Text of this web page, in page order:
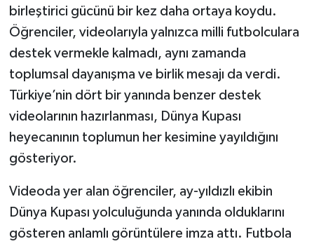
birleştirici gücünü bir kez daha ortaya koydu.
Öğrenciler, videolarıyla yalnızca milli futbolculara
destek vermekle kalmadı, aynı zamanda
toplumsal dayanışma ve birlik mesajı da verdi.
Türkiye’nin dört bir yanında benzer destek
videolarının hazırlanması, Dünya Kupası
heyecanının toplumun her kesimine yayıldığını
gösteriyor.
Videoda yer alan öğrenciler, ay-yıldızlı ekibin
Dünya Kupası yolculuğunda yanında olduklarını
gösteren anlamlı görüntülere imza attı. Futbola